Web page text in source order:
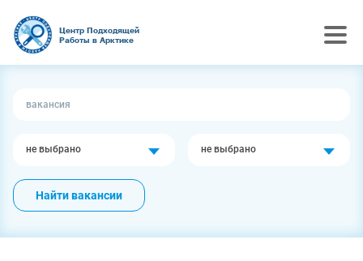
Центр Подходящей
Работы в Арктике
не выбрано не выбрано
Найти вакансии